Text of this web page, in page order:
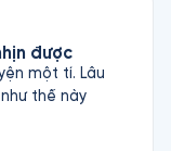
được
một tí. Lâu
thế này